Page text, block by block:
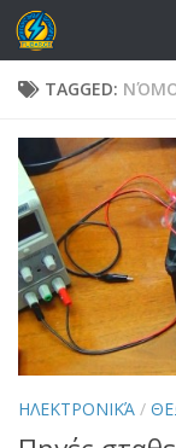
Skip to content
TAGGED:
ΗΛΕΚΤΡΟΝΙΚΆ /